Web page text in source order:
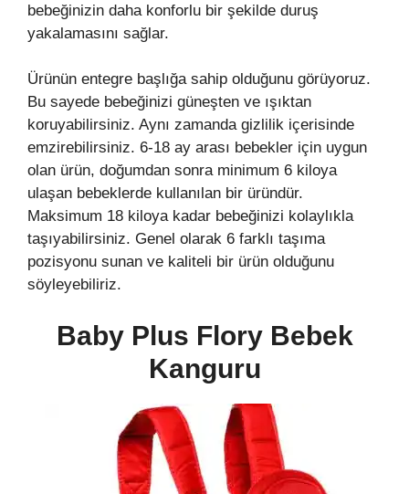
bebeğinizin daha konforlu bir şekilde duruş
yakalamasını sağlar.
Ürünün entegre başlığa sahip olduğunu görüyoruz.
Bu sayede bebeğinizi güneşten ve ışıktan
koruyabilirsiniz. Aynı zamanda gizlilik içerisinde
emzirebilirsiniz. 6-18 ay arası bebekler için uygun
olan ürün, doğumdan sonra minimum 6 kiloya
ulaşan bebeklerde kullanılan bir üründür.
Maksimum 18 kiloya kadar bebeğinizi kolaylıkla
taşıyabilirsiniz. Genel olarak 6 farklı taşıma
pozisyonu sunan ve kaliteli bir ürün olduğunu
söyleyebiliriz.
Baby Plus Flory Bebek
Kanguru